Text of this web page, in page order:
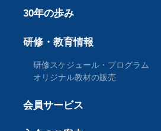
30年の歩み
研修・教育情報
研修スケジュール・プログラム
オリジナル教材の販売
会員サービス